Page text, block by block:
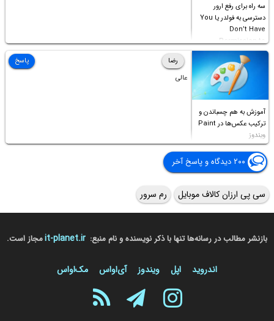
سه راه برای رفع ارور
دسترسی به فولدر یا You
Don’t Have
Permission to
Access this folder
آموزش به هم چسباندن و
ترکیب عکس‌ها در Paint
ویندوز
رضا
عالی
پاسخ
۲۰۰ دیدگاه و پاسخ آخر
سی پی ارزان کالاف موبایل رم سرور
بازنشر مطالب در رسانه‌ها تنها با ذکر نویسنده و نام منبع: it-planet.irمجاز است.
اندروید اپل ویندوز آی‌او‌اس مک‌او‌اس